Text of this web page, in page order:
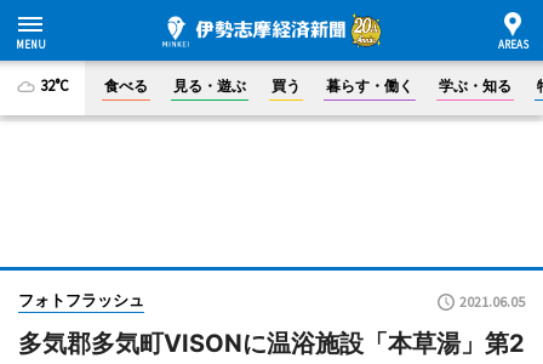
32°C 食べる 見る・遊ぶ 買う 暮らす・働く 学ぶ・知る
フォトフラッシュ 2021.06.05
多気郡多気町VISONに温浴施設「本草湯」第2